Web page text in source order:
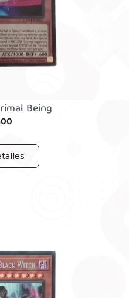
Being